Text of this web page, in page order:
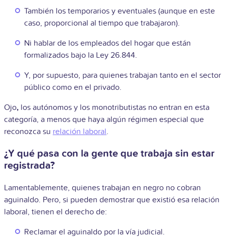
También los temporarios y eventuales (aunque en este
caso, proporcional al tiempo que trabajaron).
Ni hablar de los empleados del hogar que están
formalizados bajo la Ley 26.844.
Y, por supuesto, para quienes trabajan tanto en el sector
público como en el privado.
Ojo, los autónomos y los monotributistas no entran en esta
categoría, a menos que haya algún régimen especial que
reconozca su relación laboral.
¿Y qué pasa con la gente que trabaja sin estar
registrada?
Lamentablemente, quienes trabajan en negro no cobran
aguinaldo. Pero, si pueden demostrar que existió esa relación
laboral, tienen el derecho de:
Reclamar el aguinaldo por la vía judicial.